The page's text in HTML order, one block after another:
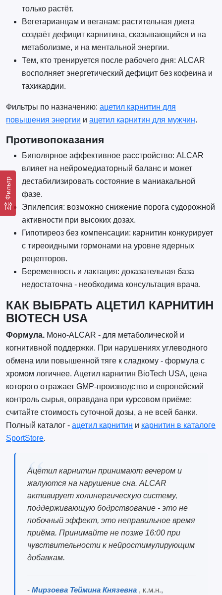
Фильтр
только растёт.
Вегетарианцам и веганам: растительная диета
создаёт дефицит карнитина, сказывающийся и на
метаболизме, и на ментальной энергии.
Тем, кто тренируется после рабочего дня: ALCAR
восполняет энергетический дефицит без кофеина и
тахикардии.
Фильтры по назначению: ацетил карнитин для
повышения энергии и ацетил карнитин для мужчин.
Противопоказания
Биполярное аффективное расстройство: ALCAR
влияет на нейромедиаторный баланс и может
дестабилизировать состояние в маниакальной
фазе.
Эпилепсия: возможно снижение порога судорожной
активности при высоких дозах.
Гипотиреоз без компенсации: карнитин конкурирует
с тиреоидными гормонами на уровне ядерных
рецепторов.
Беременность и лактация: доказательная база
недостаточна - необходима консультация врача.
КАК ВЫБРАТЬ АЦЕТИЛ КАРНИТИН
BIOTECH USA
Формула.Моно-ALCAR - для метаболической и
когнитивной поддержки. При нарушениях углеводного
обмена или повышенной тяге к сладкому - формула с
хромом логичнее. Ацетил карнитин BioTech USA, цена
которого отражает GMP-производство и европейский
контроль сырья, оправдана при курсовом приёме:
считайте стоимость суточной дозы, а не всей банки.
Полный каталог - ацетил карнитин и карнитин в каталоге
SportStore.
Ацетил карнитин принимают вечером и
жалуются на нарушение сна. ALCAR
активирует холинергическую систему,
поддерживающую бодрствование - это не
побочный эффект, это неправильное время
приёма. Принимайте не позже 16:00 при
чувствительности к нейростимулирующим
добавкам.
- Мирзоева Теймина Князевна , к.м.н.,